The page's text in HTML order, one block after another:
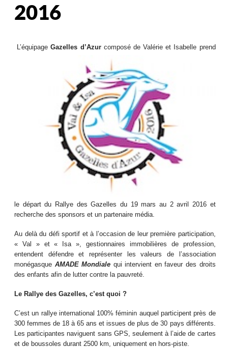
2016
L’équipageGazelles d’Azurcomposé de Valérie et Isabelle prend
le départ du Rallye des Gazelles du 19 mars au 2 avril 2016 et
recherche des sponsors et un partenaire média.
Au delà du défi sportif et à l’occasion de leur première participation,
« Val » et « Isa », gestionnaires immobilières de profession,
entendent défendre et représenter les valeurs de l’association
monégasque AMADE Mondiale qui intervient en faveur des droits
des enfants afin de lutter contre la pauvreté.
Le Rallye des Gazelles, c’est quoi ?
C’est un rallye international 100% féminin auquel participent près de
300 femmes de 18 à 65 ans et issues de plus de 30 pays différents.
Les participantes naviguent sans GPS, seulement à l’aide de cartes
et de boussoles durant 2500 km, uniquement en hors-piste.